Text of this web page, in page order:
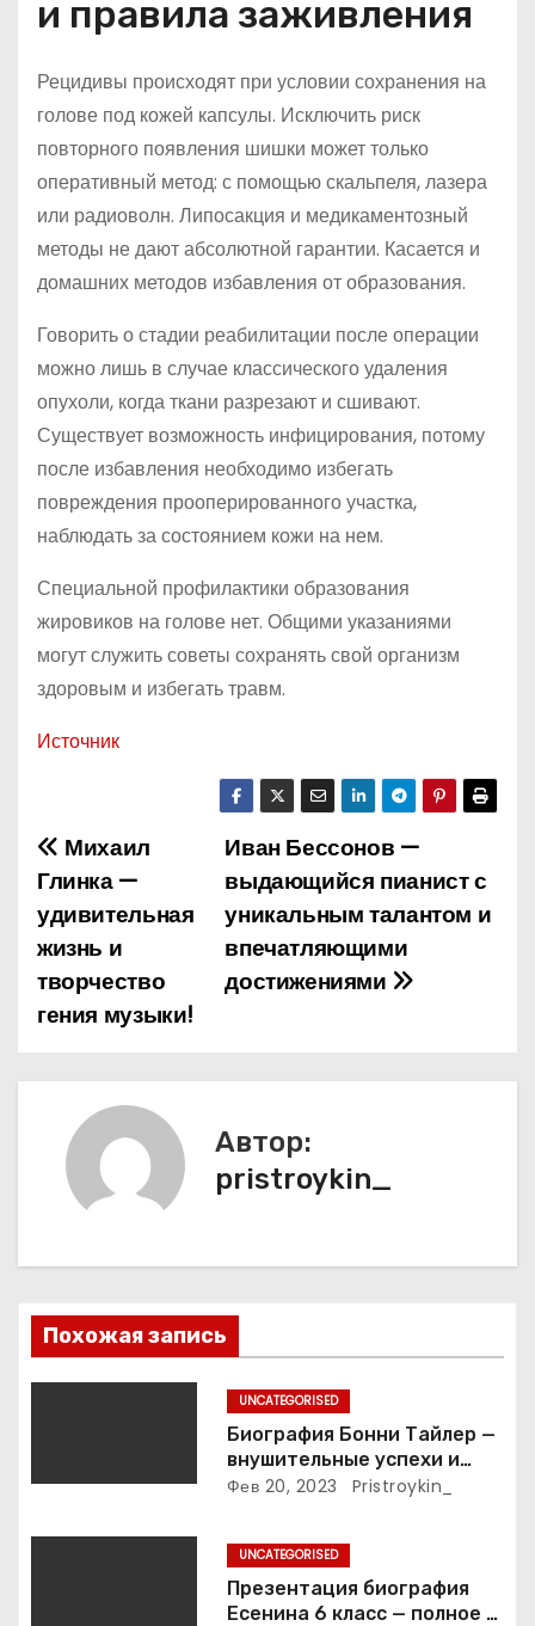
и правила заживления
Рецидивы происходят при условии сохранения на
голове под кожей капсулы. Исключить риск
повторного появления шишки может только
оперативный метод: с помощью скальпеля, лазера
или радиоволн. Липосакция и медикаментозный
методы не дают абсолютной гарантии. Касается и
домашних методов избавления от образования.
Говорить о стадии реабилитации после операции
можно лишь в случае классического удаления
опухоли, когда ткани разрезают и сшивают.
Существует возможность инфицирования, потому
после избавления необходимо избегать
повреждения прооперированного участка,
наблюдать за состоянием кожи на нем.
Специальной профилактики образования
жировиков на голове нет. Общими указаниями
могут служить советы сохранять свой организм
здоровым и избегать травм.
Источник
Н
а
в
и
я
п
о
Иван Бессонов —
выдающийся пианист с
уникальным талантом и
впечатляющими
достижениями
Михаил
Глинка —
удивительная
жизнь и
творчество
гения музыки!
Автор:
pristroykin_
Похожая запись
UNCATEGORISED
Биография Бонни Тайлер —
внушительные успехи и
интимные подробности
Фев 20, 2023 Pristroykin_
UNCATEGORISED
Презентация биография
Есенина 6 класс — полное и